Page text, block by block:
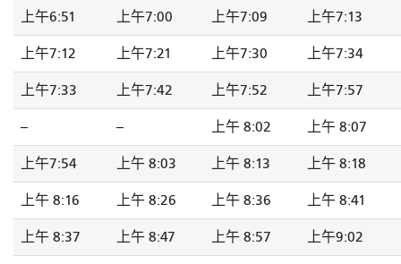
上午6:51 上午7:00 上午7:09 上午7:13
上午7:12 上午7:21 上午7:30 上午7:34
上午7:33 上午7:42 上午7:52 上午7:57
-- -- 上午 8:02 上午 8:07
上午7:54 上午 8:03 上午 8:13 上午 8:18
上午 8:16 上午 8:26 上午 8:36 上午 8:41
上午 8:37 上午 8:47 上午 8:57 上午9:02